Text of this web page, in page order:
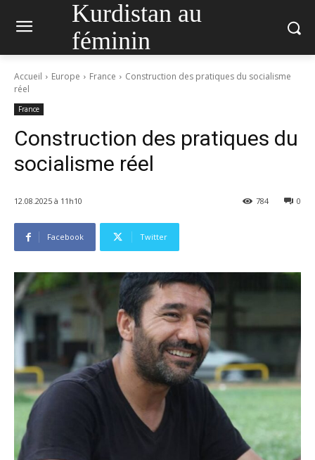
Kurdistan au
féminin
Accueil Europe France
Construction des pratiques du socialisme
réel
France
Construction des pratiques du
socialisme réel
12.08.2025 à 11h10 0
784
Facebook Twitter